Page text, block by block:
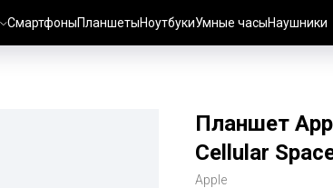
СмартфоныПланшетыНоутбукиУмные часыНаушники
Планшет
Cellular
Apple